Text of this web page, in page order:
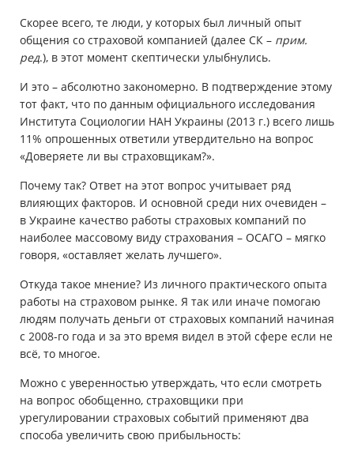
Скорее всего, те люди, у которых был личный опыт
общения со страховой компанией (далее СК – прим.
ред.), в этот момент скептически улыбнулись.
И это – абсолютно закономерно. В подтверждение этому
тот факт, что по данным официального исследования
Института Социологии НАН Украины (2013 г.) всего лишь
11% опрошенных ответили утвердительно на вопрос
«Доверяете ли вы страховщикам?».
Почему так? Ответ на этот вопрос учитывает ряд
влияющих факторов. И основной среди них очевиден –
в Украине качество работы страховых компаний по
наиболее массовому виду страхования – ОСАГО – мягко
говоря, «оставляет желать лучшего».
Откуда такое мнение? Из личного практического опыта
работы на страховом рынке. Я так или иначе помогаю
людям получать деньги от страховых компаний начиная
с 2008-го года и за это время видел в этой сфере если не
всё, то многое.
Можно с уверенностью утверждать, что если смотреть
на вопрос обобщенно, страховщики при
урегулировании страховых событий применяют два
способа увеличить свою прибыльность: